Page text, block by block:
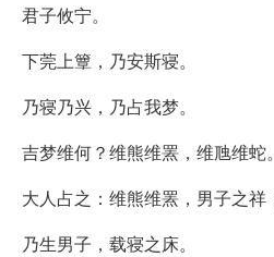
君子攸宁。
下莞上簟，乃安斯寝。
乃寝乃兴，乃占我梦。
吉梦维何？维熊维罴，维虺维蛇。
大人占之：维熊维罴，男子之祥
乃生男子，载寝之床。